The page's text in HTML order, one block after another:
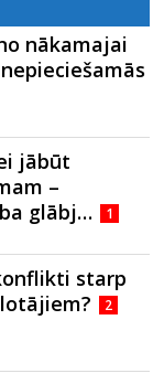
nākamajai
jābūt
–
glābj…
1
starp
2